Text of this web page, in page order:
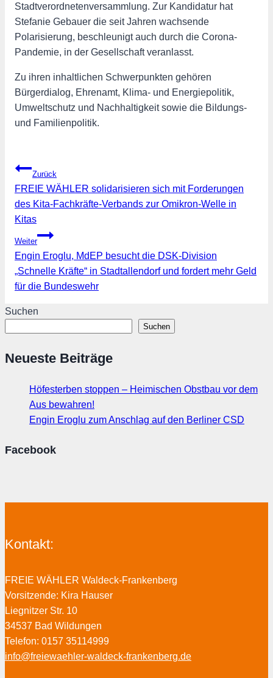
Stadtverordnetenversammlung. Zur Kandidatur hat
Stefanie Gebauer die seit Jahren wachsende
Polarisierung, beschleunigt auch durch die Corona-
Pandemie, in der Gesellschaft veranlasst.
Zu ihren inhaltlichen Schwerpunkten gehören
Bürgerdialog, Ehrenamt, Klima- und Energiepolitik,
Umweltschutz und Nachhaltigkeit sowie die Bildungs-
und Familienpolitik.
Beitragsnavigation
Zurück
FREIE WÄHLER solidarisieren sich mit Forderungen
des Kita-Fachkräfte-Verbands zur Omikron-Welle in
Kitas
Weiter
Engin Eroglu, MdEP besucht die DSK-Division
„Schnelle Kräfte“ in Stadtallendorf und fordert mehr Geld
für die Bundeswehr
Suchen
Suchen
Neueste Beiträge
Höfesterben stoppen – Heimischen Obstbau vor dem
Aus bewahren!
Engin Eroglu zum Anschlag auf den Berliner CSD
Facebook
Kontakt:
FREIE WÄHLER Waldeck-Frankenberg
Vorsitzende: Kira Hauser
Liegnitzer Str. 10
34537 Bad Wildungen
Telefon: 0157 35114999
info@freiewaehler-waldeck-frankenberg.de